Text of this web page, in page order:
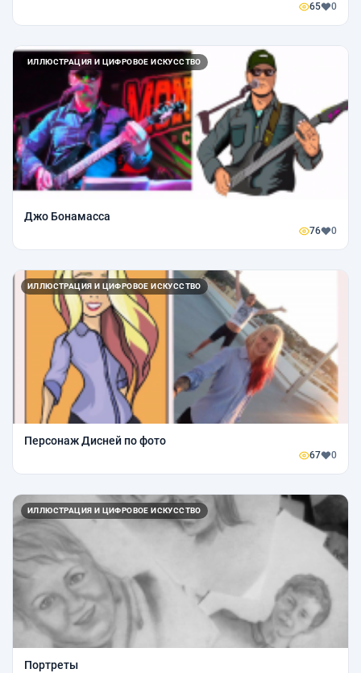
65 0
ИЛЛЮСТРАЦИЯ И ЦИФРОВОЕ ИСКУССТВО
Джо Бонамасса
76 0
ИЛЛЮСТРАЦИЯ И ЦИФРОВОЕ ИСКУССТВО
Персонаж Дисней по фото
67 0
ИЛЛЮСТРАЦИЯ И ЦИФРОВОЕ ИСКУССТВО
Портреты